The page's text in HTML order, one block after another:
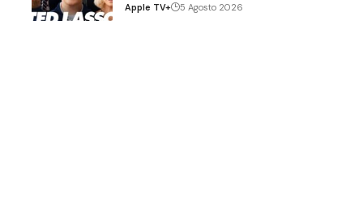
Apple TV+ 5 Agosto 2026